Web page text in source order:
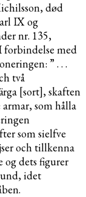
død
IX og
nr. 135,
forbindelse med
” . . .
två
[sort], skaften
som hålla
som sielfve
och tillkenna
og dets figurer
idet